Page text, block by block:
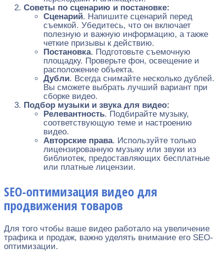
Советы по сценарию и постановке:
Сценарий. Напишите сценарий перед
съемкой. Убедитесь, что он включает
полезную и важную информацию, а также
четкие призывы к действию.
Постановка. Подготовьте съемочную
площадку. Проверьте фон, освещение и
расположение объекта.
Дубли. Всегда снимайте несколько дублей.
Вы сможете выбрать лучший вариант при
сборке видео.
Подбор музыки и звука для видео:
Релевантность. Подбирайте музыку,
соответствующую теме и настроению
видео.
Авторские права. Используйте только
лицензированную музыку или звуки из
библиотек, предоставляющих бесплатные
или платные лицензии.
SEO-оптимизация видео для
продвижения товаров
Для того чтобы ваше видео работало на увеличение
трафика и продаж, важно уделять внимание его SEO-
оптимизации.